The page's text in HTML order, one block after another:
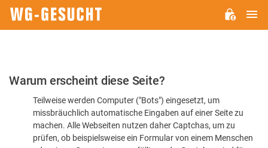
Bitte
dass
Warum erscheint diese Seite?
Teilweise werden Computer ("Bots") eingesetzt, um
missbräuchlich automatische Eingaben auf einer Seite zu
machen. Alle Webseiten nutzen daher Captchas, um zu
prüfen, ob beispielsweise ein Formular von einem Menschen